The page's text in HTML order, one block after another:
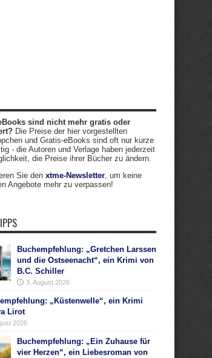
sind nicht mehr gratis oder
Die Preise der hier vorgestellten
und Gratis-eBooks sind oft nur kurze
- die Autoren und Verlage haben jederzeit
die Preise ihrer Bücher zu ändern.
Sie den xtme-Newsletter, um keine
Angebote mehr zu verpassen!
Buchempfehlung: „Gretchen Larssen
und die Ostseenacht“, ein Krimi von
B.C. Schiller
3. August 2026
„Küstenwelle“, ein Krimi
Lirot
2026
Buchempfehlung: „Ein Zuhause für
vier Herzen“, ein Liebesroman von